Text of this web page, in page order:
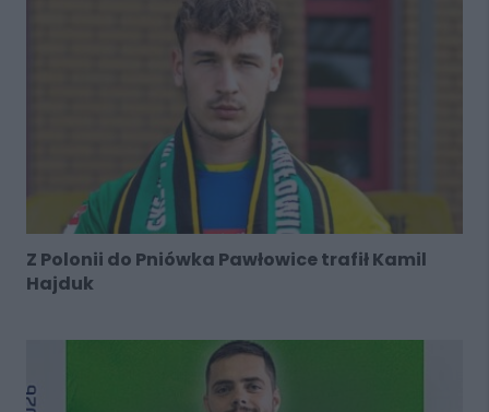
Z Polonii do Pniówka Pawłowice trafił Kamil
Hajduk